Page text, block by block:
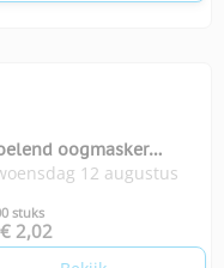
oogmasker
12 augustus
stuks
€ 2,02